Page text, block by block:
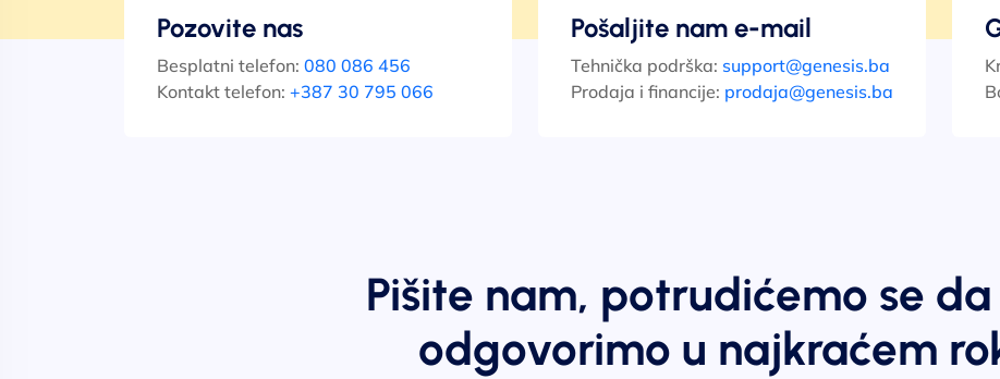
Pozovite nas
Besplatni telefon: 080 086 456
Kontakt telefon: +387 30 795 066
Pošaljite nam e-mail
Tehnička podrška: support@genesis.ba
Prodaja i financije: prodaja@genesis.ba
Pišite nam, potrudićemo se
odgovorimo u najkraćem